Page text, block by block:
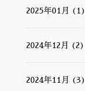
2025年01月 (1)
2024年12月 (2)
2024年11月 (3)